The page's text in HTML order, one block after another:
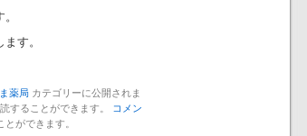
す。
薬局 カテゴリーに公開されま
することができます。
コメン
とができます。